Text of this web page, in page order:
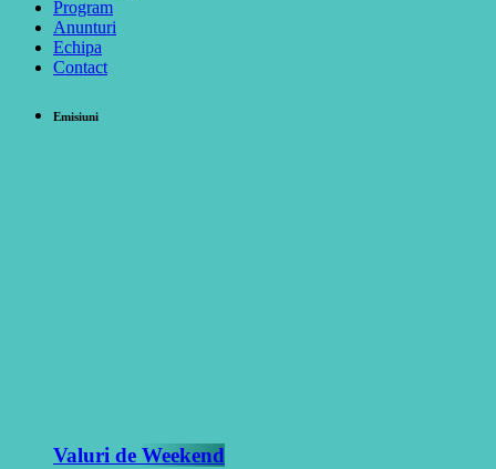
Program
Anunturi
Echipa
Contact
Emisiuni
Valuri de Weekend